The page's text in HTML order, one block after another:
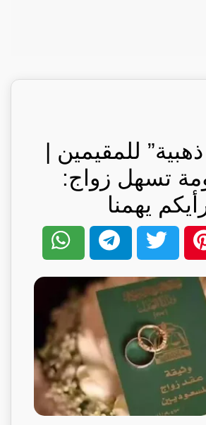
للمقيمين |
تسهل زواج:
يهمنا